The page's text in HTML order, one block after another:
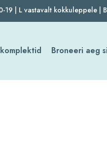
19 | L vastavalt kokkuleppele |
Broneeri aeg